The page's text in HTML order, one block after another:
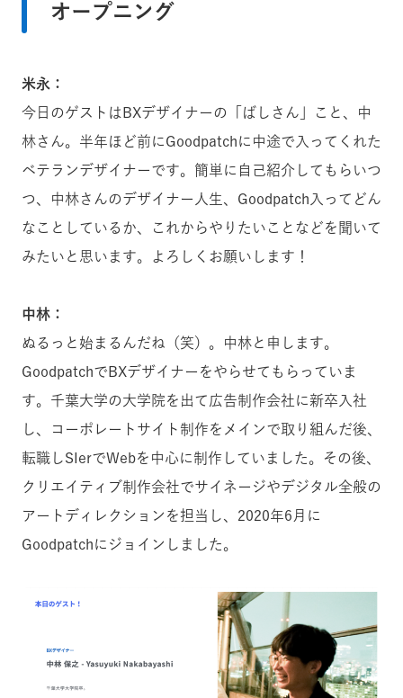
オープニング
米永：
今日のゲストはBXデザイナーの「ばしさん」こと、中
林さん。半年ほど前にGoodpatchに中途で入ってくれた
ベテランデザイナーです。簡単に自己紹介してもらいつ
つ、中林さんのデザイナー人生、Goodpatch入ってどん
なことしているか、これからやりたいことなどを聞いて
みたいと思います。よろしくお願いします！
中林：
ぬるっと始まるんだね（笑）。中林と申します。
GoodpatchでBXデザイナーをやらせてもらっていま
す。千葉大学の大学院を出て広告制作会社に新卒入社
し、コーポレートサイト制作をメインで取り組んだ後、
転職しSIerでWebを中心に制作していました。その後、
クリエイティブ制作会社でサイネージやデジタル全般の
アートディレクションを担当し、2020年6月に
Goodpatchにジョインしました。